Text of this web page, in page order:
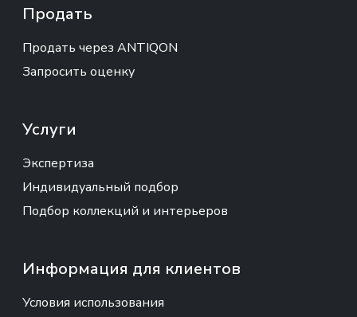
Продать
Продать через ANTIQON
Запросить оценку
Услуги
Экспертиза
Индивидуальный подбор
Подбор коллекций и интерьеров
Информация для клиентов
Условия использования